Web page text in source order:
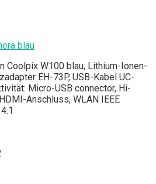
blau
Coolpix W100 blau, Lithium-Ionen-
EH-73P, USB-Kabel UC-
Micro-USB connector, Hi-
Anschluss, WLAN IEEE